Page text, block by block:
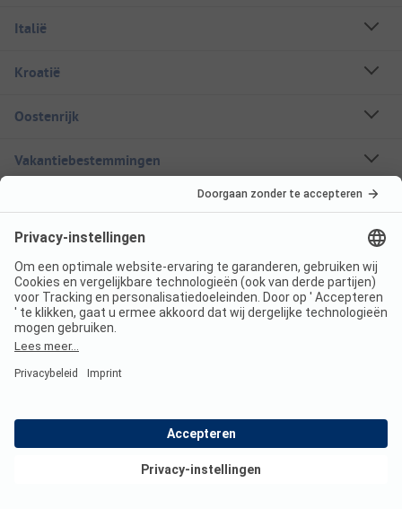
Italië
Kroatië
Oostenrijk
Vakantiebestemmingen
Een stacaravan huren
Over ANWB Camping
Volg ons